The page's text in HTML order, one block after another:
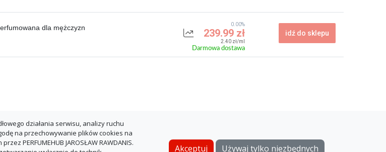
dla mężczyzn
239.99 zł
2.40 zł/ml
Darmowa dostawa
0.00%
idź do sklepu
działania serwisu, analizy ruchu
na przechowywanie plików cookies na
PERFUMEHUB JAROSŁAW RAWDANIS.
Akceptuj Używaj tylko niezbędnych